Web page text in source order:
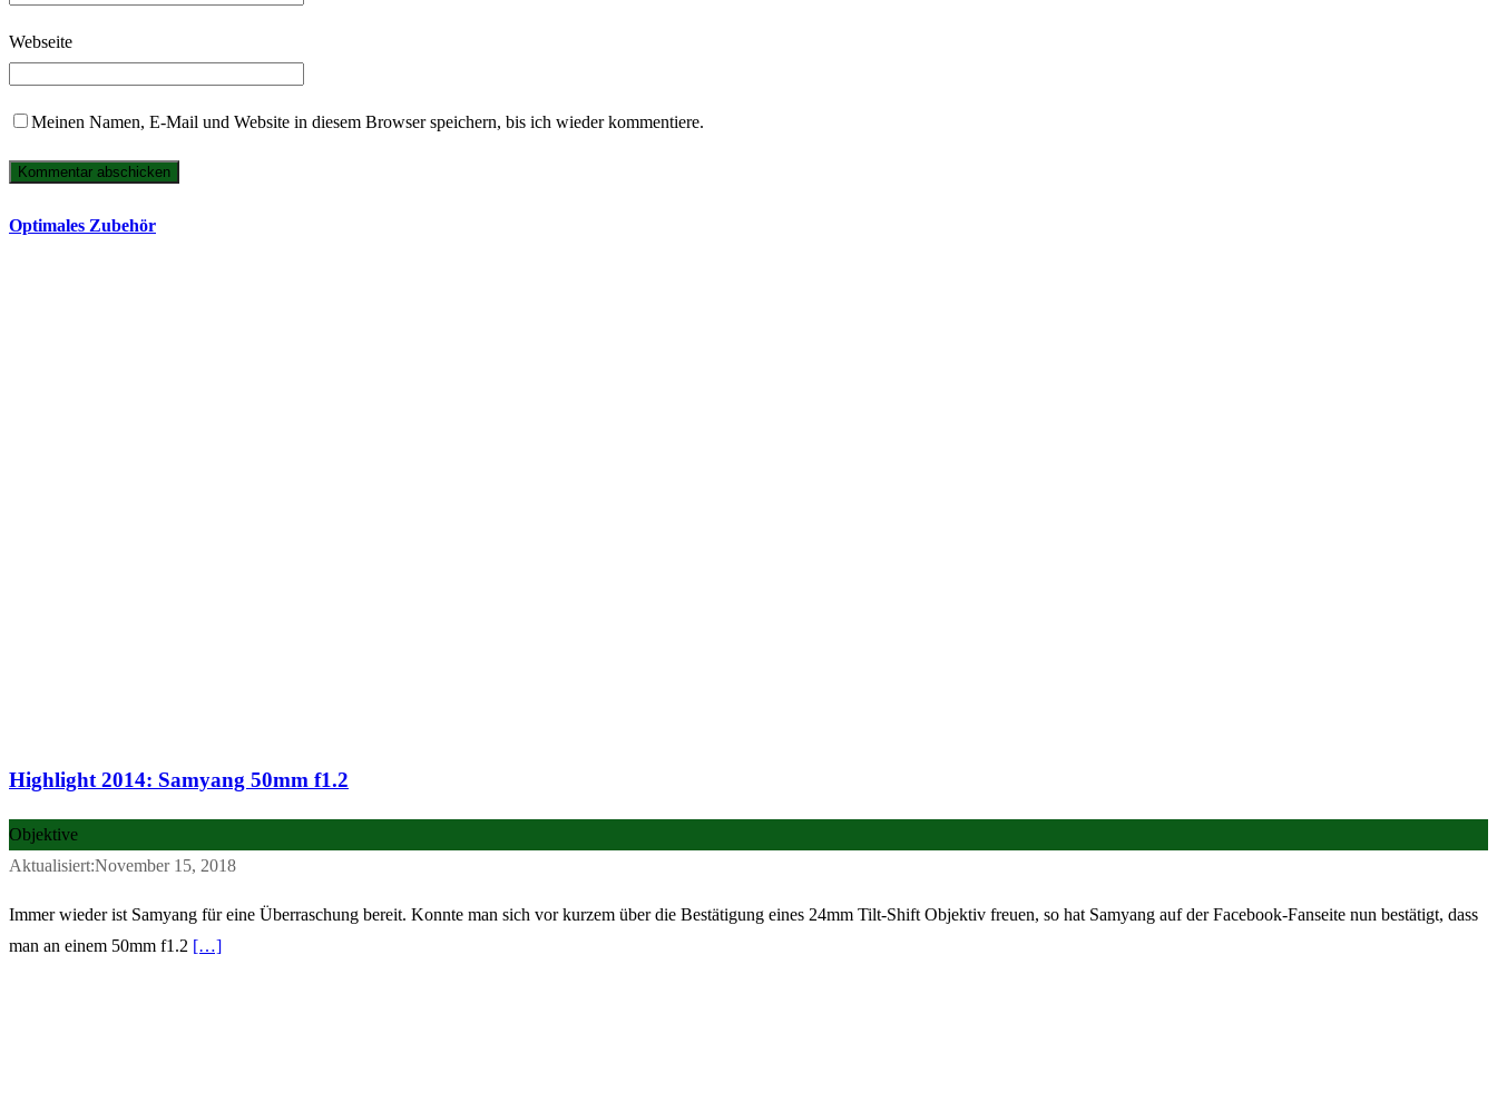
Webseite
Meinen Namen, E-Mail und Website in diesem Browser speichern, bis ich wieder kommentiere.
Optimales Zubehör
Highlight 2014: Samyang 50mm f1.2
Objektive
Aktualisiert:November 15, 2018
Immer wieder ist Samyang für eine Überraschung bereit. Konnte man sich vor kurzem über die Bestätigung eines 24mm Tilt-Shift Objektiv freuen, so hat Samyang auf der Facebook-Fanseite nun bestätigt, dass
man an einem 50mm f1.2 […]